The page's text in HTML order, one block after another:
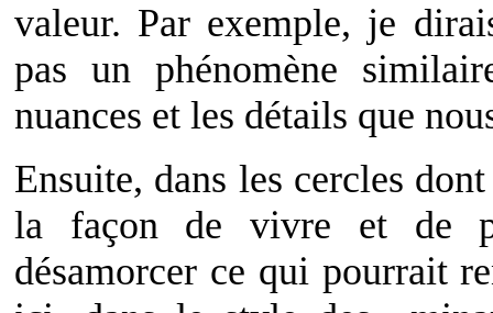
valeur. Par exemple, je
pas un phénomène
nuances et les détails que
Ensuite, dans les cercles
la façon de vivre et de
désamorcer ce qui pourrait